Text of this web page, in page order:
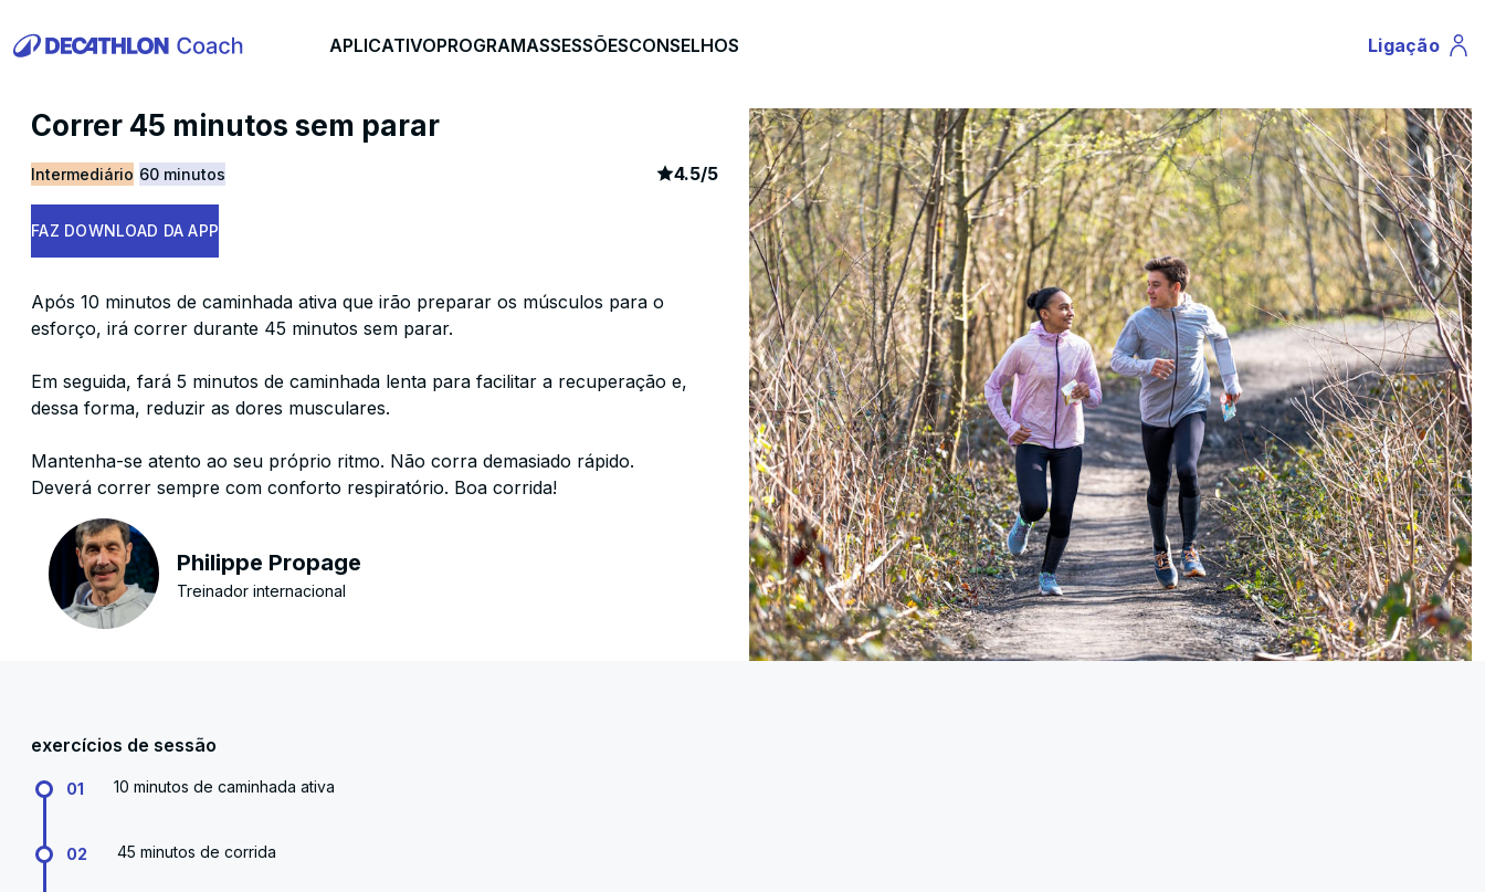
APLICATIVOPROGRAMASSESSÕESCONSELHOS Profile
Ligação
Correr 45 minutos sem parar
Intermediário 60 minutos article rating
4.5/5369
FAZ DOWNLOAD DA APP
Após 10 minutos de caminhada ativa que irão preparar os músculos para o
esforço, irá correr durante 45 minutos sem parar.
Em seguida, fará 5 minutos de caminhada lenta para facilitar a recuperação e,
dessa forma, reduzir as dores musculares.
Mantenha-se atento ao seu próprio ritmo. Não corra demasiado rápido.
Deverá correr sempre com conforto respiratório. Boa corrida!
Philippe Propage
Treinador internacional
exercícios de sessão
01 10 minutos de caminhada ativa
02 45 minutos de corrida